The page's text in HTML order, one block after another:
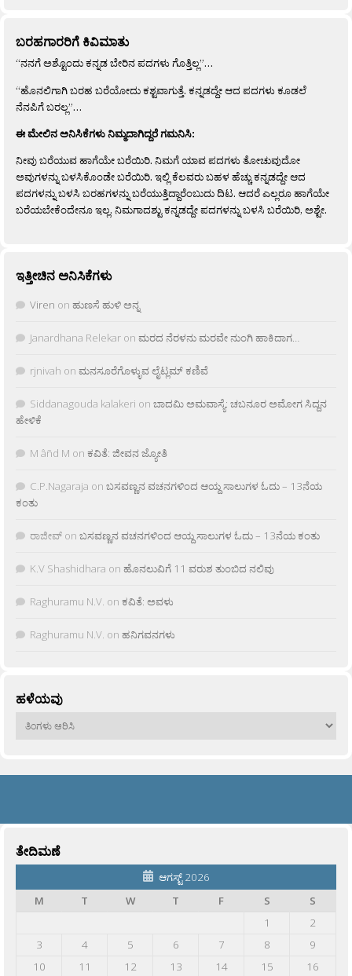
ಬರಹಗಾರರಿಗೆ ಕಿವಿಮಾತು
“ನನಗೆ ಅಶ್ಟೊಂದು ಕನ್ನಡ ಬೇರಿನ ಪದಗಳು ಗೊತ್ತಿಲ್ಲ”…
“ಹೊನಲಿಗಾಗಿ ಬರಹ ಬರೆಯೋದು ಕಶ್ಟವಾಗುತ್ತೆ. ಕನ್ನಡದ್ದೇ ಆದ ಪದಗಳು ಕೂಡಲೆ
ನೆನಪಿಗೆ ಬರಲ್ಲ”…
ಈ ಮೇಲಿನ ಅನಿಸಿಕೆಗಳು ನಿಮ್ಮದಾಗಿದ್ದರೆ ಗಮನಿಸಿ:
ನೀವು ಬರೆಯುವ ಹಾಗೆಯೇ ಬರೆಯಿರಿ. ನಿಮಗೆ ಯಾವ ಪದಗಳು ತೋಚುವುದೋ
ಅವುಗಳನ್ನು ಬಳಸಿಕೊಂಡೇ ಬರೆಯಿರಿ. ಇಲ್ಲಿ ಕೆಲವರು ಬಹಳ ಹೆಚ್ಚು ಕನ್ನಡದ್ದೇ ಆದ
ಪದಗಳನ್ನು ಬಳಸಿ ಬರಹಗಳನ್ನು ಬರೆಯುತ್ತಿದ್ದಾರೆಂಬುದು ದಿಟ. ಆದರೆ ಎಲ್ಲರೂ ಹಾಗೆಯೇ
ಬರೆಯಬೇಕೆಂದೇನೂ ಇಲ್ಲ. ನಿಮಗಾದಶ್ಟು ಕನ್ನಡದ್ದೇ ಪದಗಳನ್ನು ಬಳಸಿ ಬರೆಯಿರಿ, ಅಶ್ಟೇ.
ಇತ್ತೀಚಿನ ಅನಿಸಿಕೆಗಳು
Viren on ಹುಣಸೆ ಹುಳಿ ಅನ್ನ
Janardhana Relekar on ಮರದ ನೆರಳನು ಮರವೇ ನುಂಗಿ ಹಾಕಿದಾಗ…
rjnivah on ಮನಸೂರೆಗೊಳ್ಳುವ ಲೈಟ್ಲಮ್ ಕಣಿವೆ
Siddanagouda kalakeri on ಬಾದಮಿ ಅಮವಾಸ್ಯೆ: ಚಬನೂರ ಅಮೋಗ ಸಿದ್ದನ
ಹೇಳಿಕೆ
M âñd M on ಕವಿತೆ: ಜೀವನ ಜ್ಯೋತಿ
C.P.Nagaraja on ಬಸವಣ್ಣನ ವಚನಗಳಿಂದ ಆಯ್ದ ಸಾಲುಗಳ ಓದು – 13ನೆಯ
ಕಂತು
ರಾಜೀವ್ on ಬಸವಣ್ಣನ ವಚನಗಳಿಂದ ಆಯ್ದ ಸಾಲುಗಳ ಓದು – 13ನೆಯ ಕಂತು
K.V Shashidhara on ಹೊನಲುವಿಗೆ 11 ವರುಶ ತುಂಬಿದ ನಲಿವು
Raghuramu N.V. on ಕವಿತೆ: ಅವಳು
Raghuramu N.V. on ಹನಿಗವನಗಳು
ಹಳೆಯವು
ಹಳೆಯವು
ತೇದಿಮಣೆ
ಆಗಸ್ಟ್ 2026
M
T W T F S
S
1
2
3
4 5 6 7 8
9
10
11 12 13 14 15
16